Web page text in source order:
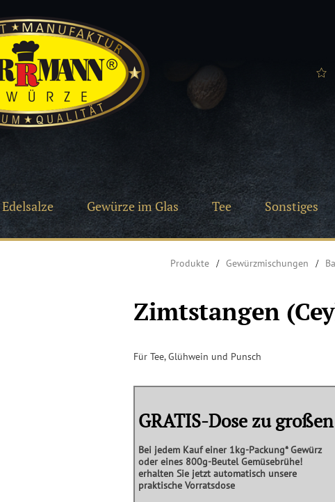
Edelsalze Gewürze im Glas Tee Sonstiges
Produkte Gewürzmischungen
Zimtstangen
Für Tee, Glühwein und Punsch
GRATIS-Dose zu
Bei jedem Kauf einer 1kg-Packung*Gewürz
oder eines 800g-Beutel Gemüsebrühe!
erhalten Sie jetzt automatisch unsere
praktischeVorratsdose